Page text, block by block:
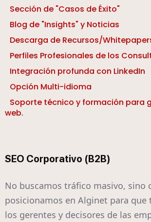
Sección de "Casos de Éxito"
Blog de "Insights" y Noticias
Descarga de Recursos/
Perfiles Profesionales de los
Integración profunda con LinkedIn
Opción Multi-idioma
Soporte técnico y formación para
web.
SEO Corporativo (B2B)
No buscamos tráfico masivo, sino
posicionamos en Alginet para que
los gerentes y decisores de las